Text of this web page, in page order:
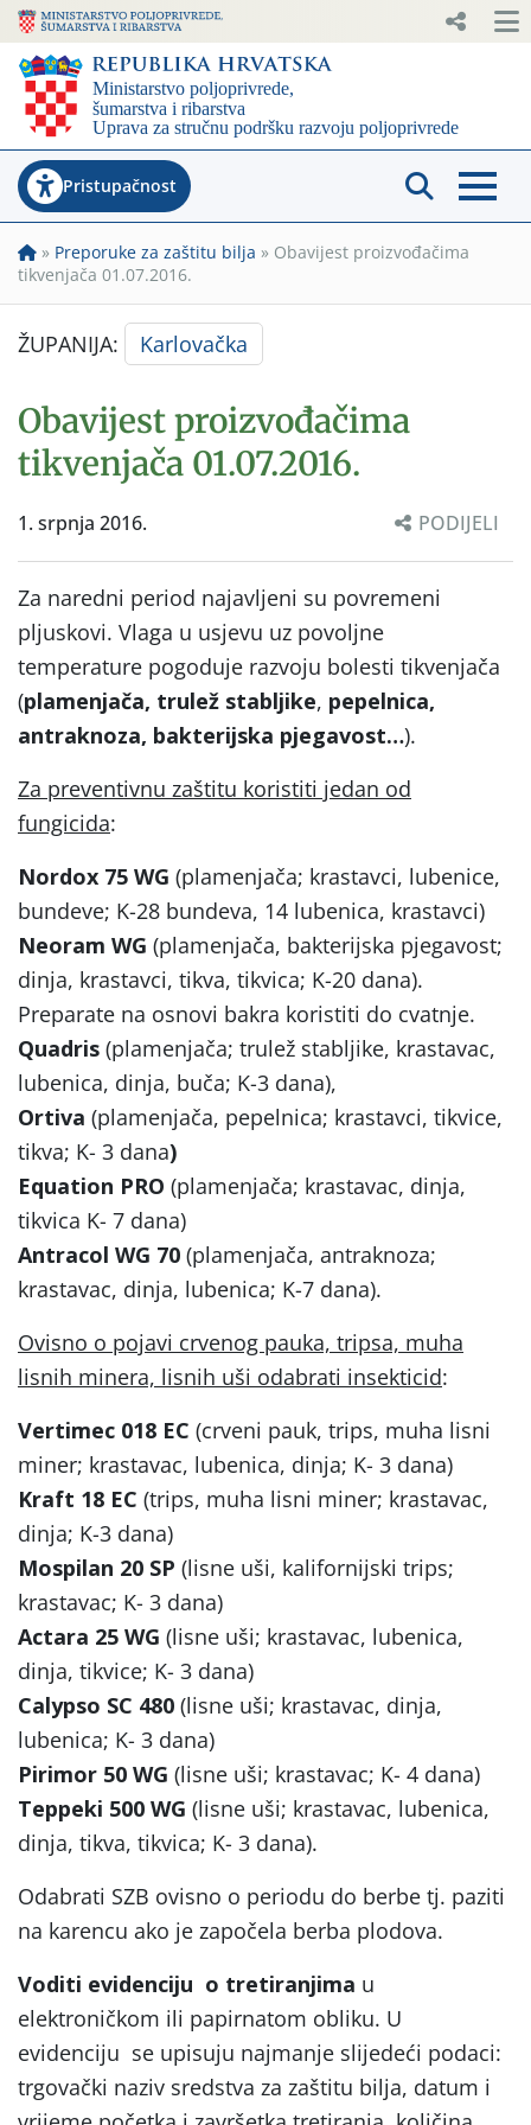
Pristupačnost
» Preporuke za zaštitu bilja » Obavijest proizvođačima
tikvenjača 01.07.2016.
ŽUPANIJA: Karlovačka
Obavijest proizvođačima
tikvenjača 01.07.2016.
1. srpnja 2016. PODIJELI
Za naredni period najavljeni su povremeni
pljuskovi. Vlaga u usjevu uz povoljne
temperature pogoduje razvoju bolesti tikvenjača
(plamenjača, trulež stabljike, pepelnica,
antraknoza, bakterijska pjegavost…).
Za preventivnu zaštitu koristiti jedan od
fungicida:
Nordox 75 WG (plamenjača; krastavci, lubenice,
bundeve; K-28 bundeva, 14 lubenica, krastavci)
Neoram WG (plamenjača, bakterijska pjegavost;
dinja, krastavci, tikva, tikvica; K-20 dana).
Preparate na osnovi bakra koristiti do cvatnje.
Quadris (plamenjača; trulež stabljike, krastavac,
lubenica, dinja, buča; K-3 dana),
Ortiva (plamenjača, pepelnica; krastavci, tikvice,
tikva; K- 3 dana)
Equation PRO (plamenjača; krastavac, dinja,
tikvica K- 7 dana)
Antracol WG 70 (plamenjača, antraknoza;
krastavac, dinja, lubenica; K-7 dana).
Ovisno o pojavi crvenog pauka, tripsa, muha
lisnih minera, lisnih uši odabrati insekticid:
Vertimec 018 EC (crveni pauk, trips, muha lisni
miner; krastavac, lubenica, dinja; K- 3 dana)
Kraft 18 EC (trips, muha lisni miner; krastavac,
dinja; K-3 dana)
Mospilan 20 SP (lisne uši, kalifornijski trips;
krastavac; K- 3 dana)
Actara 25 WG (lisne uši; krastavac, lubenica,
dinja, tikvice; K- 3 dana)
Calypso SC 480 (lisne uši; krastavac, dinja,
lubenica; K- 3 dana)
Pirimor 50 WG (lisne uši; krastavac; K- 4 dana)
Teppeki 500 WG (lisne uši; krastavac, lubenica,
dinja, tikva, tikvica; K- 3 dana).
Odabrati SZB ovisno o periodu do berbe tj. paziti
na karencu ako je započela berba plodova.
Voditi evidenciju o tretiranjima u
elektroničkom ili papirnatom obliku. U
evidenciju se upisuju najmanje slijedeći podaci:
trgovački naziv sredstva za zaštitu bilja, datum i